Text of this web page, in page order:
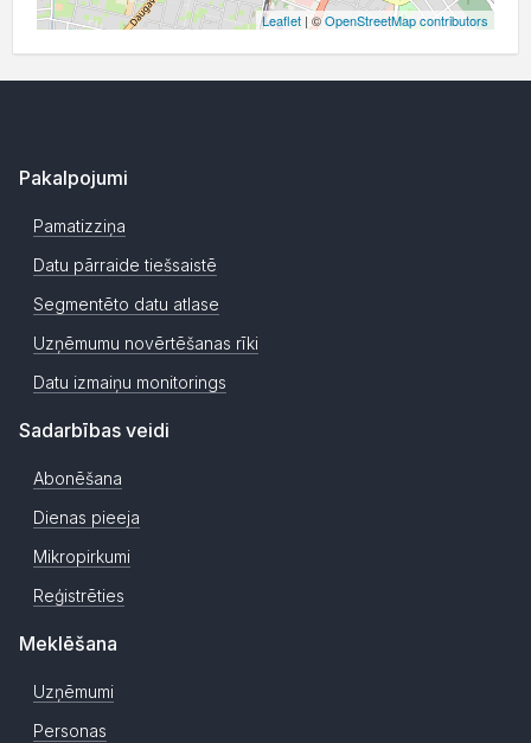
Leaflet | ©OpenStreetMap contributors
Pakalpojumi
Pamatizziņa
Datu pārraide tiešsaistē
Segmentēto datu atlase
Uzņēmumu novērtēšanas rīki
Datu izmaiņu monitorings
Sadarbības veidi
Abonēšana
Dienas pieeja
Mikropirkumi
Reģistrēties
Meklēšana
Uzņēmumi
Personas